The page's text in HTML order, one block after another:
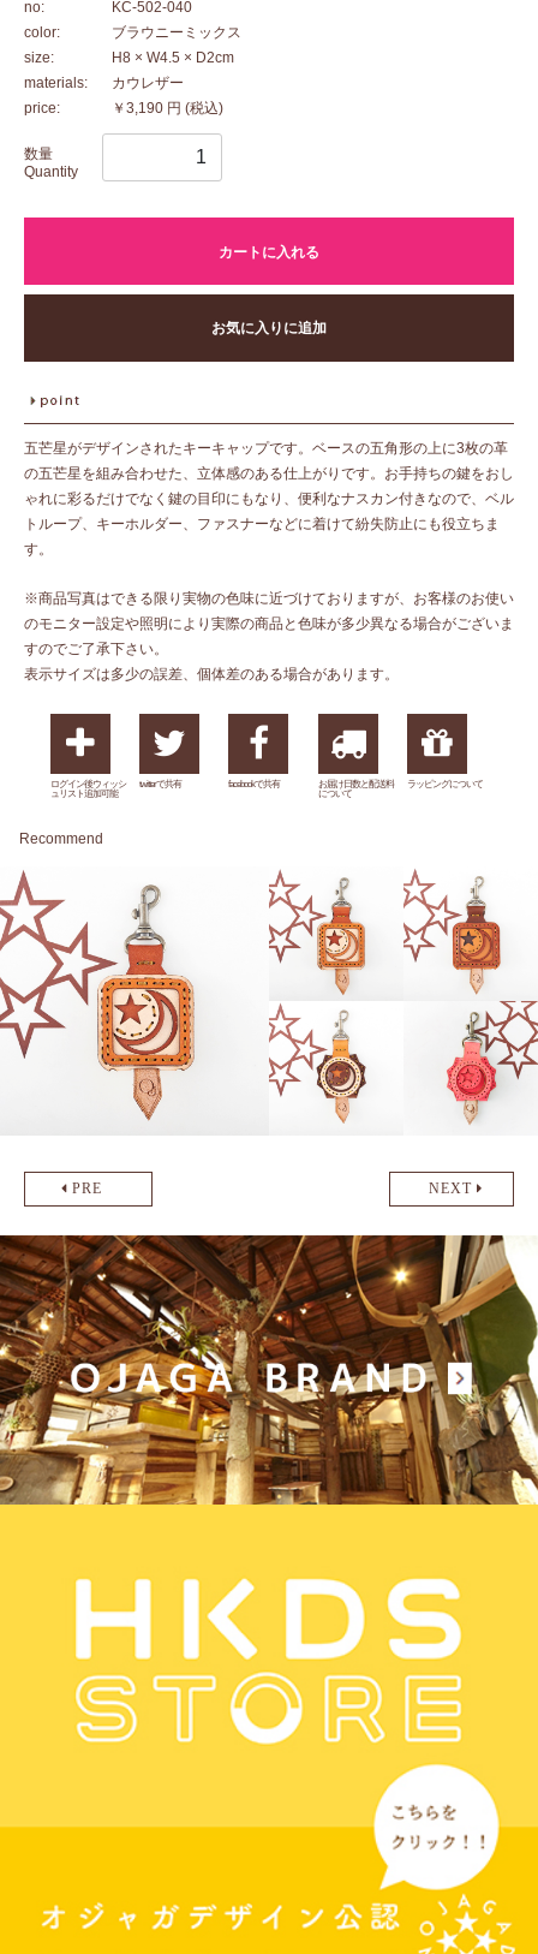
no:
KC-502-040
color:
ブラウニーミックス
size:
H8 × W4.5 × D2cm
materials:
カウレザー
price:
￥3,190 円 (税込)
数量
Quantity
カートに入れる
お気に入りに追加
五芒星がデザインされたキーキャップです。ベースの五角形の上に3枚の革
の五芒星を組み合わせた、立体感のある仕上がりです。お手持ちの鍵をおし
ゃれに彩るだけでなく鍵の目印にもなり、便利なナスカン付きなので、ベル
トループ、キーホルダー、ファスナーなどに着けて紛失防止にも役立ちま
す。
※商品写真はできる限り実物の色味に近づけておりますが、お客様のお使い
のモニター設定や照明により実際の商品と色味が多少異なる場合がございま
すのでご了承下さい。
表示サイズは多少の誤差、個体差のある場合があります。
ログイン後ウィッシ
ュリスト追加可能
twitterで共有 facebookで共有
お届け日数と配送料
について
ラッピングについて
Recommend